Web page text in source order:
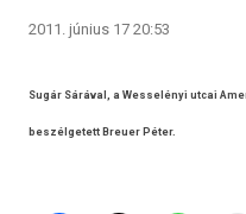
2011. június 17 20:53
Sugár Sárával, a Wesselényi utcai
beszélgetett Breuer Péter.